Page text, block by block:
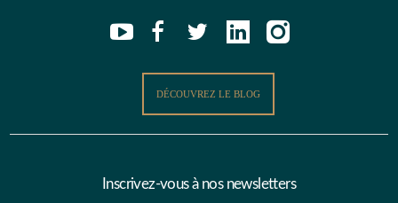
DÉCOUVREZ LE BLOG
Inscrivez-vous à nos newsletters